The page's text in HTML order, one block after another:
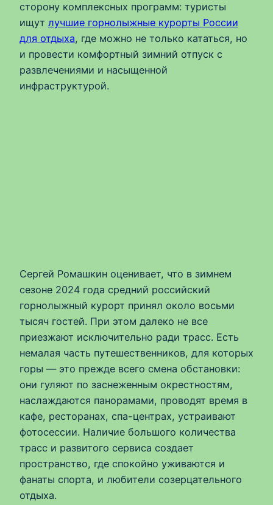
сторону комплексных программ: туристы
ищут лучшие горнолыжные курорты России
для отдыха, где можно не только кататься, но
и провести комфортный зимний отпуск с
развлечениями и насыщенной
инфраструктурой.
Сергей Ромашкин оценивает, что в зимнем
сезоне 2024 года средний российский
горнолыжный курорт принял около восьми
тысяч гостей. При этом далеко не все
приезжают исключительно ради трасс. Есть
немалая часть путешественников, для которых
горы — это прежде всего смена обстановки:
они гуляют по заснеженным окрестностям,
наслаждаются панорамами, проводят время в
кафе, ресторанах, спа-центрах, устраивают
фотосессии. Наличие большого количества
трасс и развитого сервиса создает
пространство, где спокойно уживаются и
фанаты спорта, и любители созерцательного
отдыха.